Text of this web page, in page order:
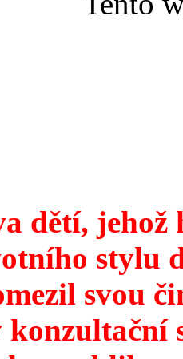
dětí,
stylu
svou